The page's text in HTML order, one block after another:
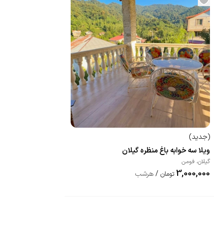
(جدید)
ویلا سه خوابه باغ منظره گیلان
گیلان، فومن
3,000,000 تومان /هرشب